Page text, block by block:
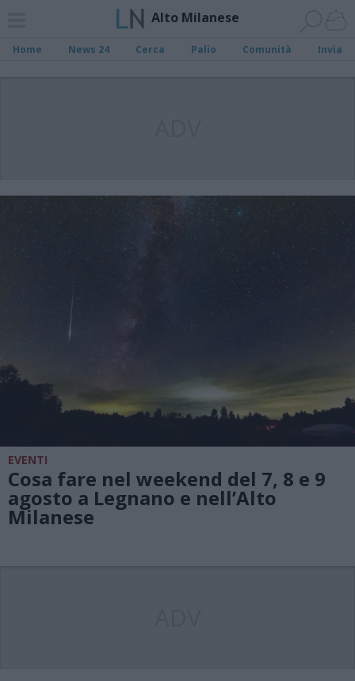
Alto Milanese
Home News 24 Cerca Palio Comunità Invia
EVENTI
Cosa fare nel weekend del 7, 8 e 9
agosto a Legnano e nell’Alto
Milanese